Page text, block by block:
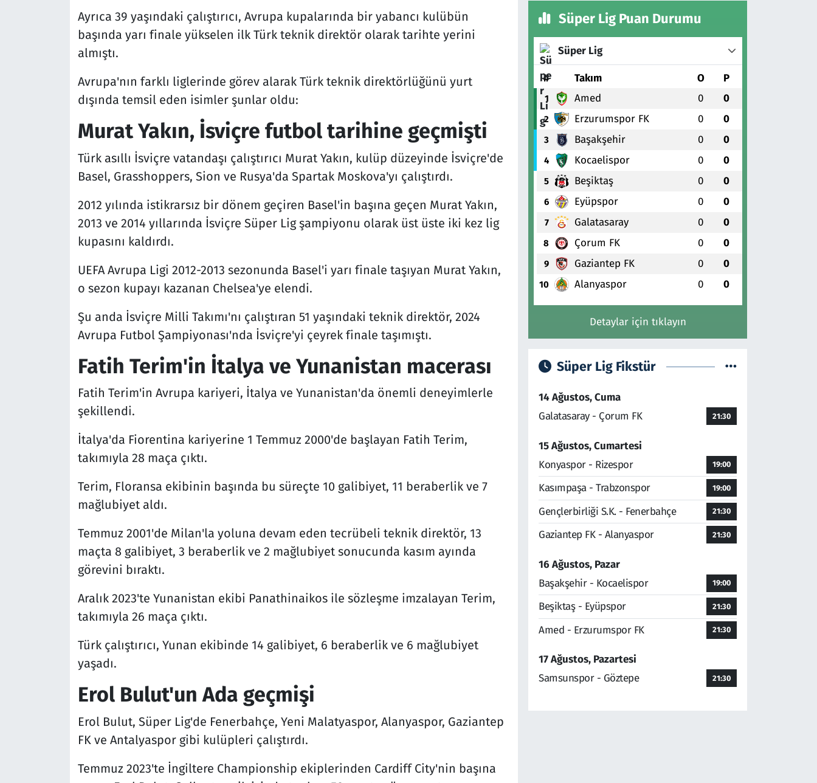
Ayrıca 39 yaşındaki çalıştırıcı, Avrupa kupalarında bir yabancı kulübün
başında yarı finale yükselen ilk Türk teknik direktör olarak tarihte yerini
almıştı.
Avrupa'nın farklı liglerinde görev alarak Türk teknik direktörlüğünü yurt
dışında temsil eden isimler şunlar oldu:
Murat Yakın, İsviçre futbol tarihine geçmişti
Türk asıllı İsviçre vatandaşı çalıştırıcı Murat Yakın, kulüp düzeyinde İsviçre'de
Basel, Grasshoppers, Sion ve Rusya'da Spartak Moskova'yı çalıştırdı.
2012 yılında istikrarsız bir dönem geçiren Basel'in başına geçen Murat Yakın,
2013 ve 2014 yıllarında İsviçre Süper Lig şampiyonu olarak üst üste iki kez lig
kupasını kaldırdı.
UEFA Avrupa Ligi 2012-2013 sezonunda Basel'i yarı finale taşıyan Murat Yakın,
o sezon kupayı kazanan Chelsea'ye elendi.
Şu anda İsviçre Milli Takımı'nı çalıştıran 51 yaşındaki teknik direktör, 2024
Avrupa Futbol Şampiyonası'nda İsviçre'yi çeyrek finale taşımıştı.
Fatih Terim'in İtalya ve Yunanistan macerası
Fatih Terim'in Avrupa kariyeri, İtalya ve Yunanistan'da önemli deneyimlerle
şekillendi.
İtalya'da Fiorentina kariyerine 1 Temmuz 2000'de başlayan Fatih Terim,
takımıyla 28 maça çıktı.
Terim, Floransa ekibinin başında bu süreçte 10 galibiyet, 11 beraberlik ve 7
mağlubiyet aldı.
Temmuz 2001'de Milan'la yoluna devam eden tecrübeli teknik direktör, 13
maçta 8 galibiyet, 3 beraberlik ve 2 mağlubiyet sonucunda kasım ayında
görevini bıraktı.
Aralık 2023'te Yunanistan ekibi Panathinaikos ile sözleşme imzalayan Terim,
takımıyla 26 maça çıktı.
Türk çalıştırıcı, Yunan ekibinde 14 galibiyet, 6 beraberlik ve 6 mağlubiyet
yaşadı.
Erol Bulut'un Ada geçmişi
Erol Bulut, Süper Lig'de Fenerbahçe, Yeni Malatyaspor, Alanyaspor, Gaziantep
FK ve Antalyaspor gibi kulüpleri çalıştırdı.
Temmuz 2023'te İngiltere Championship ekiplerinden Cardiff City'nin başına
Süper Lig Puan Durumu
Süper Lig
# Takım O P
1 Amed 0 0
2 Erzurumspor FK 0 0
3 Başakşehir 0 0
4 Kocaelispor 0 0
5 Beşiktaş 0 0
6 Eyüpspor 0 0
7 Galatasaray 0 0
8 Çorum FK 0 0
9 Gaziantep FK 0 0
10 Alanyaspor 0 0
Detaylar için tıklayın
Süper Lig Fikstür
14 Ağustos, Cuma
Galatasaray - Çorum FK
21:30
15 Ağustos, Cumartesi
Konyaspor - Rizespor
19:00
Kasımpaşa - Trabzonspor 19:00
Gençlerbirliği S.K. - Fenerbahçe 21:30
Gaziantep FK - Alanyaspor 21:30
16 Ağustos, Pazar
Başakşehir - Kocaelispor
19:00
Beşiktaş - Eyüpspor 21:30
Amed - Erzurumspor FK 21:30
17 Ağustos, Pazartesi
Samsunspor - Göztepe
21:30